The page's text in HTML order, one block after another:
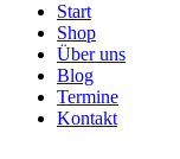
Start
Shop
Über uns
Blog
Termine
Kontakt